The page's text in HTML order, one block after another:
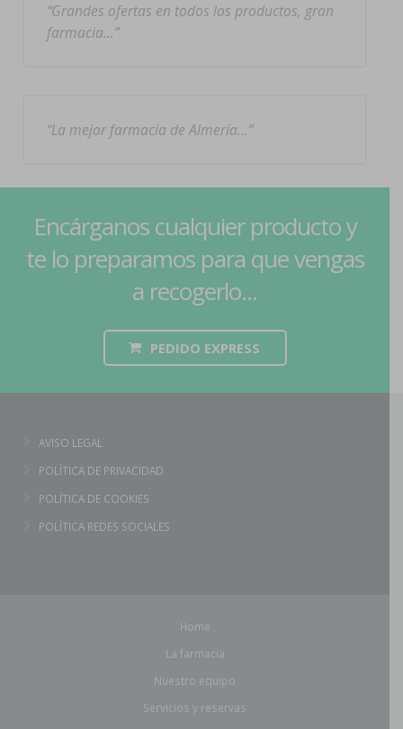
Grandes ofertas en todos los productos, gran
farmacia…
La mejor farmacia de Almería…
Encárganos cualquier producto y
te lo preparamos para que vengas
a recogerlo...
PEDIDO EXPRESS
AVISO LEGAL
POLÍTICA DE PRIVACIDAD
POLÍTICA DE COOKIES
POLÍTICA REDES SOCIALES
Home
La farmacia
Nuestro equipo
Servicios y reservas